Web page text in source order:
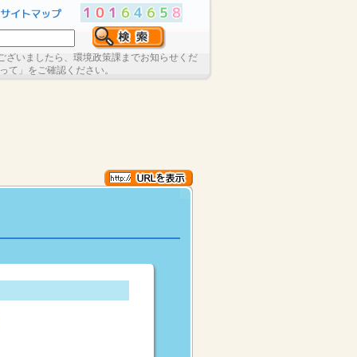
ざいましたら、環境政策課までお知らせくだ
て」をご確認ください。